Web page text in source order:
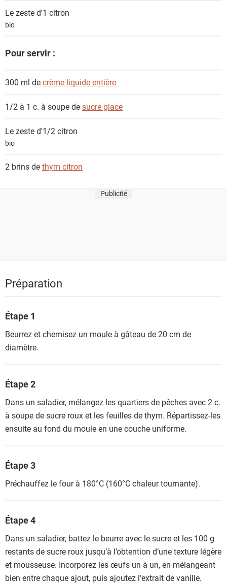
Le zeste d'1 citron
bio
Pour servir :
300 ml decrème liquide entière
1/2 à 1 c. à soupe desucre glace
Le zeste d'1/2 citron
bio
2 brins dethym citron
Publicité
Préparation
Étape 1
Beurrez et chemisez un moule à gâteau de 20 cm de
diamètre.
Étape 2
Dans un saladier, mélangez les quartiers de pêches avec 2 c.
à soupe de sucre roux et les feuilles de thym. Répartissez-les
ensuite au fond du moule en une couche uniforme.
Étape 3
Préchauffez le four à 180°C (160°C chaleur tournante).
Étape 4
Dans un saladier, battez le beurre avec le sucre et les 100 g
restants de sucre roux jusqu’à l’obtention d’une texture légère
et mousseuse. Incorporez les œufs un à un, en mélangeant
bien entre chaque ajout, puis ajoutez l’extrait de vanille.